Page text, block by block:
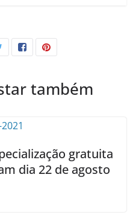
também
gratuita
dia 22 de agosto